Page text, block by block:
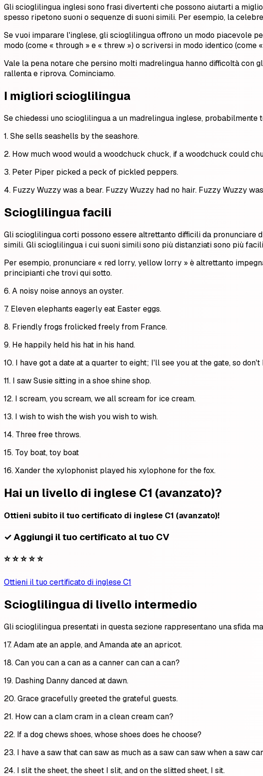
Gli scioglilingua inglesi sono frasi divertenti che possono aiutarti a
spesso ripetono suoni o sequenze di suoni simili. Per esempio, la
Se vuoi imparare l'inglese, gli scioglilingua offrono un modo piacevole
modo (come « through » e « threw ») o scriversi in modo identico (come
Vale la pena notare che persino molti madrelingua hanno difficoltà con
rallenta e riprova. Cominciamo.
I migliori scioglilingua
Se chiedessi uno scioglilingua a un madrelingua inglese,
1. She sells seashells by the seashore.
2. How much wood would a woodchuck chuck, if a woodchuck could
3. Peter Piper picked a peck of pickled peppers.
4. Fuzzy Wuzzy was a bear. Fuzzy Wuzzy had no hair. Fuzzy Wuzzy
Scioglilingua facili
Gli scioglilingua corti possono essere altrettanto difficili da
simili. Gli scioglilingua i cui suoni simili sono più distanziati sono più
Per esempio, pronunciare « red lorry, yellow lorry » è altrettanto
principianti che trovi qui sotto.
6. A noisy noise annoys an oyster.
7. Eleven elephants eagerly eat Easter eggs.
8. Friendly frogs frolicked freely from France.
9. He happily held his hat in his hand.
10. I have got a date at a quarter to eight; I'll see you at the gate, so don't
11. I saw Susie sitting in a shoe shine shop.
12. I scream, you scream, we all scream for ice cream.
13. I wish to wish the wish you wish to wish.
14. Three free throws.
15. Toy boat, toy boat
16. Xander the xylophonist played his xylophone for the fox.
Hai un livello di inglese C1 (avanzato)?
Ottieni subito il tuo certificato di inglese C1 (avanzato)!
✓ Aggiungi il tuo certificato al tuo CV
⭐ ⭐ ⭐ ⭐ ⭐
Ottieni il tuo certificato di inglese C1
Scioglilingua di livello intermedio
Gli scioglilingua presentati in questa sezione rappresentano una sfida
17. Adam ate an apple, and Amanda ate an apricot.
18. Can you can a can as a canner can can a can?
19. Dashing Danny danced at dawn.
20. Grace gracefully greeted the grateful guests.
21. How can a clam cram in a clean cream can?
22. If a dog chews shoes, whose shoes does he choose?
23. I have a saw that can saw as much as a saw can saw when a saw
24. I slit the sheet, the sheet I slit, and on the slitted sheet, I sit.